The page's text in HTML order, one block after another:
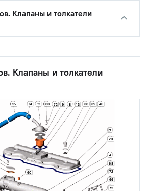
Клапаны и толкатели
Клапаны и толкатели
4
7
8
9
12 13
20
38 39 40
55
60
61 63
66
68
72
72
72